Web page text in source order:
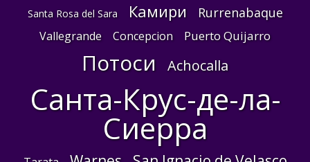
Santa Rosa del Sara Камири Rurrenabaque
Vallegrande Concepcion Puerto Quijarro
Потоси Achocalla
Санта-Крус-де-ла-
Сиерра